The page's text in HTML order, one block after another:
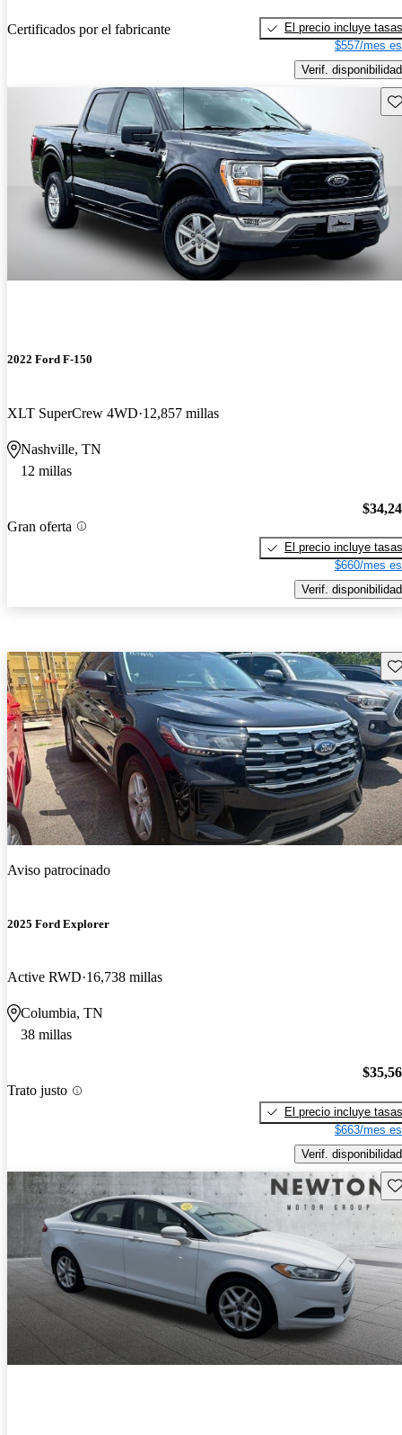
Certificados por el fabricante
El precio incluye tasas
$557/mes
Verif. disponibilidad
2022 Ford F-150
XLT SuperCrew 4WD 12,857 millas
Nashville, TN
12 millas
Gran oferta
El precio incluye tasas
$660/mes
Verif. disponibilidad
Aviso patrocinado
2025 Ford Explorer
Active RWD 16,738 millas
Columbia, TN
38 millas
Trato justo
El precio incluye tasas
$663/mes
Verif. disponibilidad